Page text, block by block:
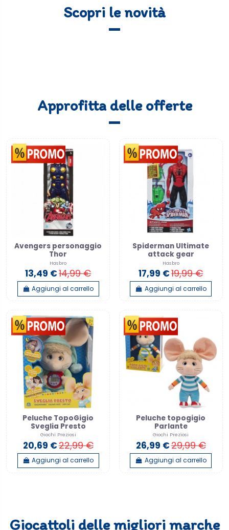
Scopri le novità
Approfitta delle offerte
Avengers personaggio
Thor
Hasbro
13,49 €14,99 €
Aggiungi al carrello
Spiderman Ultimate
attack gear
Hasbro
17,99 €19,99 €
Aggiungi al carrello
Peluche TopoGigio
Sveglia Presto
Giochi Preziosi
20,69 €22,99 €
Aggiungi al carrello
Peluche topogigio
Parlante
Giochi Preziosi
26,99 €29,99 €
Aggiungi al carrello
Giocattoli delle migliori marche